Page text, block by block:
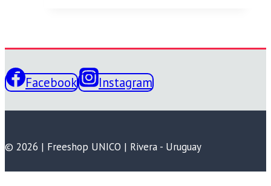
Facebook Instagram
© 2026 | Freeshop UNICO | Rivera - Uruguay